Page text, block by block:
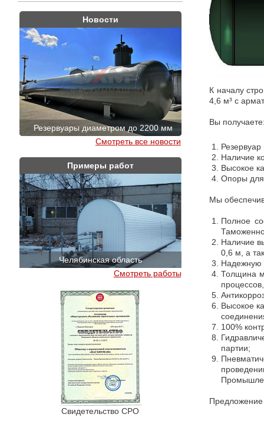
Новости
Резервуары диаметром до 2200 мм
Смотреть все новости
Примеры работ
Челябинская область
Смотреть работы
Свидетельство СРО
К началу
4,6 м³ с
Вы
Наличие
Высокое
Опоры для
Мы
Полное
Наличие
0,6 м, а
Надежную
Толщина
Высокое
100%
партии;
Предложение